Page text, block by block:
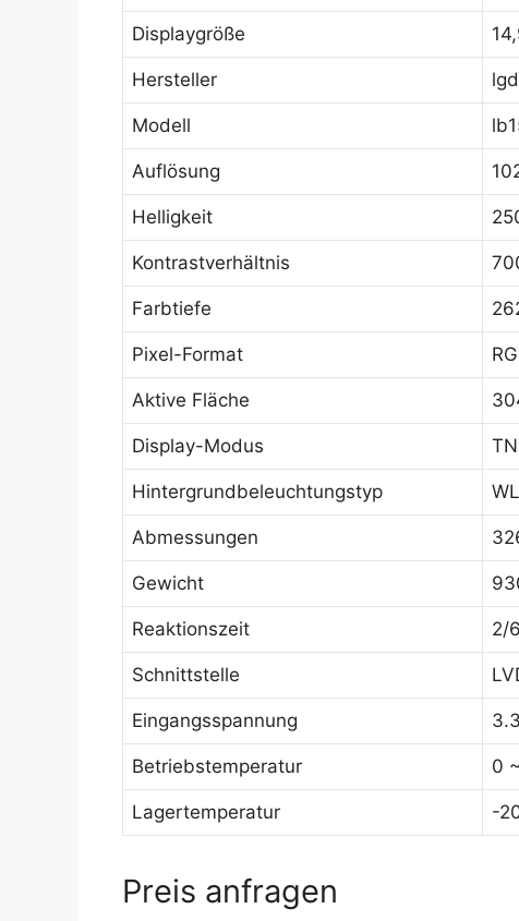
Displaygröße
Hersteller
Modell
Auflösung
Helligkeit
Kontrastverhältnis
Farbtiefe
Pixel-Format
Aktive Fläche
Display-Modus
Hintergrundbeleuchtungstyp
Abmessungen
Gewicht
Reaktionszeit 2/
Schnittstelle
Eingangsspannung
Betriebstemperatur 0
Lagertemperatur -
Preis anfragen